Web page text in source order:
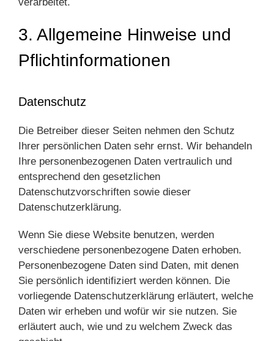
3. Allgemeine Hinweise und
Pflicht­informationen
Datenschutz
Die Betreiber dieser Seiten nehmen den Schutz
Ihrer persönlichen Daten sehr ernst. Wir behandeln
Ihre personenbezogenen Daten vertraulich und
entsprechend den gesetzlichen
Datenschutzvorschriften sowie dieser
Datenschutzerklärung.
Wenn Sie diese Website benutzen, werden
verschiedene personenbezogene Daten erhoben.
Personenbezogene Daten sind Daten, mit denen
Sie persönlich identifiziert werden können. Die
vorliegende Datenschutzerklärung erläutert, welche
Daten wir erheben und wofür wir sie nutzen. Sie
erläutert auch, wie und zu welchem Zweck das